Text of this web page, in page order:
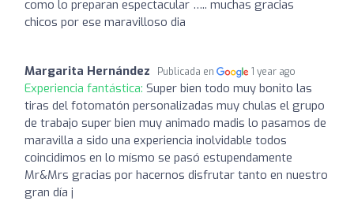
como lo preparan espectacular ….. muchas gracias
chicos por ese maravilloso dia
Margarita Hernández Publicada en 1 year ago
Experiencia fantástica: Super bien todo muy bonito las
tiras del fotomatón personalizadas muy chulas el grupo
de trabajo super bien muy animado madis lo pasamos de
maravilla a sido una experiencia inolvidable todos
coincidimos en lo mísmo se pasó estupendamente
Mr&Mrs gracias por hacernos disfrutar tanto en nuestro
gran día j